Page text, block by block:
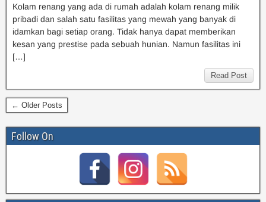
Kolam renang yang ada di rumah adalah kolam renang milik
pribadi dan salah satu fasilitas yang mewah yang banyak di
idamkan bagi setiap orang. Tidak hanya dapat memberikan
kesan yang prestise pada sebuah hunian. Namun fasilitas ini
[…]
Read Post
← Older Posts
Follow On